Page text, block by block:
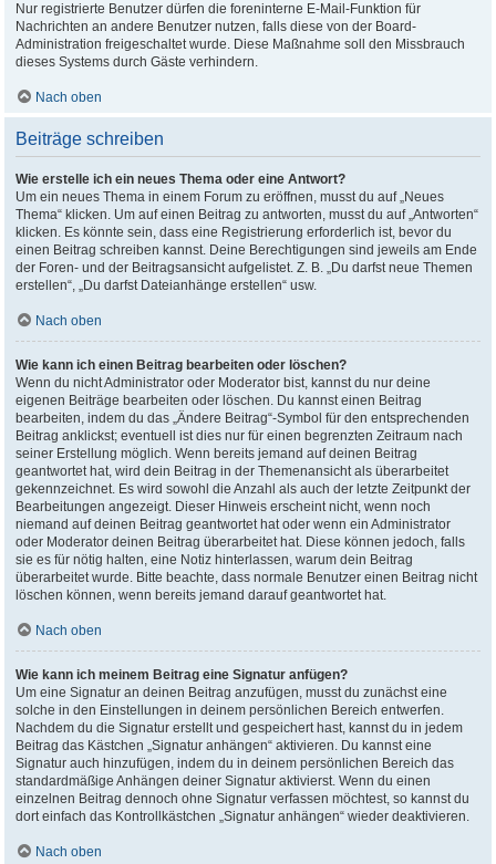
Nur registrierte Benutzer dürfen die foreninterne E-Mail-Funktion für
Nachrichten an andere Benutzer nutzen, falls diese von der Board-
Administration freigeschaltet wurde. Diese Maßnahme soll den Missbrauch
dieses Systems durch Gäste verhindern.
Nach oben
Beiträge schreiben
Wie erstelle ich ein neues Thema oder eine Antwort?
Um ein neues Thema in einem Forum zu eröffnen, musst du auf „Neues
Thema“ klicken. Um auf einen Beitrag zu antworten, musst du auf „Antworten“
klicken. Es könnte sein, dass eine Registrierung erforderlich ist, bevor du
einen Beitrag schreiben kannst. Deine Berechtigungen sind jeweils am Ende
der Foren- und der Beitragsansicht aufgelistet. Z. B. „Du darfst neue Themen
erstellen“, „Du darfst Dateianhänge erstellen“ usw.
Nach oben
Wie kann ich einen Beitrag bearbeiten oder löschen?
Wenn du nicht Administrator oder Moderator bist, kannst du nur deine
eigenen Beiträge bearbeiten oder löschen. Du kannst einen Beitrag
bearbeiten, indem du das „Ändere Beitrag“-Symbol für den entsprechenden
Beitrag anklickst; eventuell ist dies nur für einen begrenzten Zeitraum nach
seiner Erstellung möglich. Wenn bereits jemand auf deinen Beitrag
geantwortet hat, wird dein Beitrag in der Themenansicht als überarbeitet
gekennzeichnet. Es wird sowohl die Anzahl als auch der letzte Zeitpunkt der
Bearbeitungen angezeigt. Dieser Hinweis erscheint nicht, wenn noch
niemand auf deinen Beitrag geantwortet hat oder wenn ein Administrator
oder Moderator deinen Beitrag überarbeitet hat. Diese können jedoch, falls
sie es für nötig halten, eine Notiz hinterlassen, warum dein Beitrag
überarbeitet wurde. Bitte beachte, dass normale Benutzer einen Beitrag nicht
löschen können, wenn bereits jemand darauf geantwortet hat.
Nach oben
Wie kann ich meinem Beitrag eine Signatur anfügen?
Um eine Signatur an deinen Beitrag anzufügen, musst du zunächst eine
solche in den Einstellungen in deinem persönlichen Bereich entwerfen.
Nachdem du die Signatur erstellt und gespeichert hast, kannst du in jedem
Beitrag das Kästchen „Signatur anhängen“ aktivieren. Du kannst eine
Signatur auch hinzufügen, indem du in deinem persönlichen Bereich das
standardmäßige Anhängen deiner Signatur aktivierst. Wenn du einen
einzelnen Beitrag dennoch ohne Signatur verfassen möchtest, so kannst du
dort einfach das Kontrollkästchen „Signatur anhängen“ wieder deaktivieren.
Nach oben